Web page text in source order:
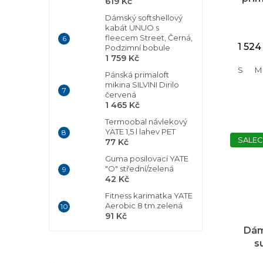
Dámský softshellový
kabát UNUO s
fleecem Street, Černá,
Podzimní bobule
1 759 Kč
Pánská primaloft
mikina SILVINI Dirilo
červená
1 465 Kč
Termoobal návlekový
YATE 1,5 l lahev PET
77 Kč
Guma posilovací YATE
"O" střední/zelená
42 Kč
Fitness karimatka YATE
Aerobic 8 tm.zelená
91 Kč
1
S M